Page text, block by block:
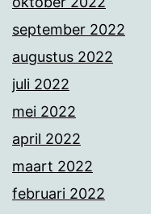
september 2022
augustus 2022
juli 2022
mei 2022
april 2022
maart 2022
februari 2022